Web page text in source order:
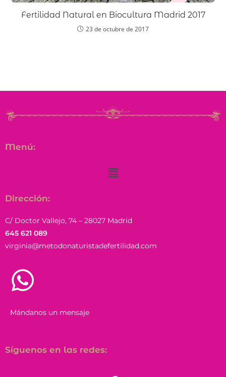
Fertilidad Natural en Biocultura Madrid 2017
23 de octubre de 2017
Menú:
Dirección:
C/ Doctor Vallejo, 74 – 28027 Madrid
645 621 089
virginia@metodonaturistadefertilidad.com
Mándanos un mensaje
Síguenos en las redes: